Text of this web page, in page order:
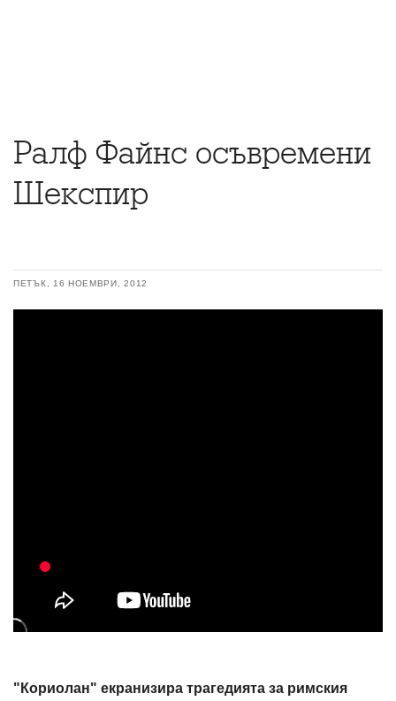
Ралф Файнс осъвремени
Шекспир
ПЕТЪК, 16 НОЕМВРИ, 2012
"Кориолан" екранизира трагедията за римския